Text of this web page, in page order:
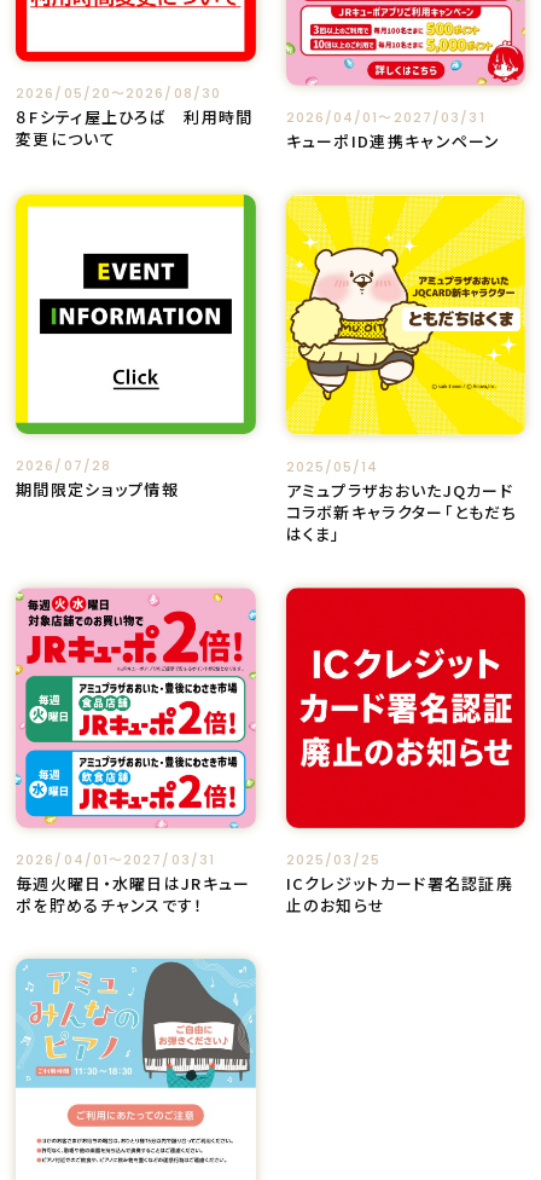
2026/05/20〜2026/08/30
８Fシティ屋上ひろば 利用時間
変更について
2026/04/01〜2027/03/31
キューポID連携キャンペーン
2026/07/28
期間限定ショップ情報
2025/05/14
アミュプラザおおいたJQカード
コラボ新キャラクター「ともだち
はくま」
2026/04/01〜2027/03/31
毎週火曜日・水曜日はJRキュー
ポを貯めるチャンスです！
2025/03/25
ICクレジットカード署名認証廃
止のお知らせ